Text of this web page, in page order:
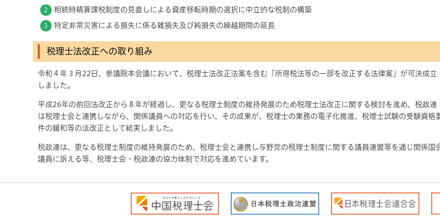
相続時精算課税制度の見直しによる資産移転時期の選択に中立的な税制の構築
特定非常災害による損失に係る雑損失及び純損失の繰越期間の延長
税理士法改正への取り組み
令和４年３月22日、参議院本会議において、税理士法改正法案を含む「所得税法等の一部を改正する法律案」が可決成立
しました。
平成26年の前回法改正から８年が経過し、更なる税理士制度の維持発展のため税理士法改正に関する検討を進め、税政連
は税理士会と連携しながら、関係議員への対応を行い、その成果が、税理士の業務の電子化推進、税理士試験の受験資格
件の緩和等の法改正として結実しました。
税政連は、更なる税理士制度の維持発展のため、税理士会と連携し与野党の税理士制度に関する議員連盟等を通じ関係国
議員に訴える等、税理士会・税政連の協力体制で対応を進めています。